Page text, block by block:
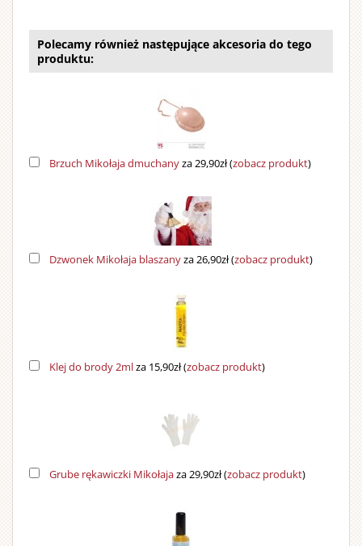
Polecamy również następujące akcesoria do tego
produktu:
Brzuch Mikołaja dmuchanyza 29,90zł(zobacz produkt)
Dzwonek Mikołaja blaszanyza 26,90zł(zobacz produkt)
Klej do brody 2mlza 15,90zł(zobacz produkt)
Grube rękawiczki Mikołajaza 29,90zł(zobacz produkt)